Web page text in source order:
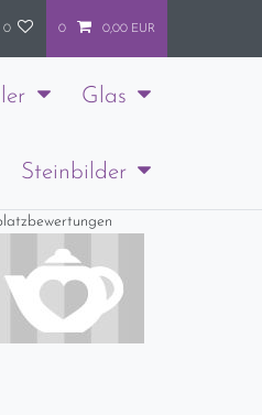
0 0 0,00 EUR
Glas
Steinbilder